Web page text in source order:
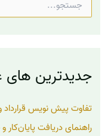
س
ر
:
جدیدترین
تفاوت پیش نویس قرارداد
راهنمای دریافت